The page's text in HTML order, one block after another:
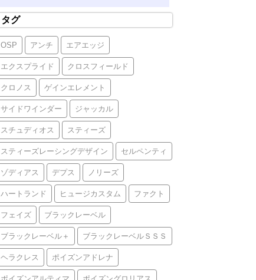
タグ
OSP アンチ エアエッジ
エクスプライド クロスフィールド
クロノス ゲインエレメント
サイドワインダー ジャッカル
スチュディオス スティーズ
スティーズレーシングデザイン セルペンティ
ゾディアス デプス ノリーズ
ハートランド ヒュージカスタム ファクト
フェイズ ブラックレーベル
ブラックレーベル＋ ブラックレーベルＳＳＳ
ヘラクレス ポイズンアドレナ